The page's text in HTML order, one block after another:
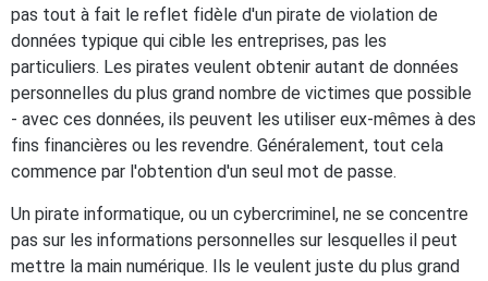
pas tout à fait le reflet fidèle d'un pirate de violation de
données typique qui cible les entreprises, pas les
particuliers. Les pirates veulent obtenir autant de données
personnelles du plus grand nombre de victimes que possible
- avec ces données, ils peuvent les utiliser eux-mêmes à des
fins financières ou les revendre. Généralement, tout cela
commence par l'obtention d'un seul mot de passe.
Un pirate informatique, ou un cybercriminel, ne se concentre
pas sur les informations personnelles sur lesquelles il peut
mettre la main numérique. Ils le veulent juste du plus grand